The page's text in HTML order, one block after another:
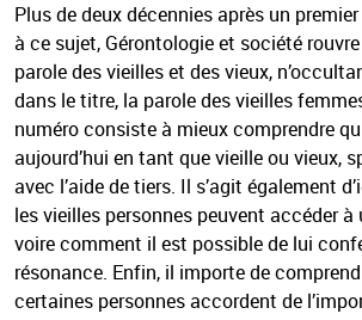
Plus de deux décennies après un
à ce sujet, Gérontologie et société
parole des vieilles et des vieux,
dans le titre, la parole des vieilles
numéro consiste à mieux comprendre
aujourd’hui en tant que vieille ou vieux,
avec l’aide de tiers. Il s’agit également
les vieilles personnes peuvent accéder à
voire comment il est possible de lui
résonance. Enfin, il importe de
certaines personnes accordent de